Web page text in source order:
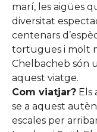
marí, les aigües
diversitat
centenars
tortugues i molt
Chelbacheb són
aquest viatge.
Com viatjar? Els
se a aquest
escales per